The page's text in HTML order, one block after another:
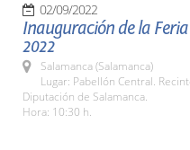
02/09/2022
Inauguración de la
2022
Salamanca (Salamanca)
Lugar: Pabellón Central.
Diputación de Salamanca.
Hora: 10:30 h.